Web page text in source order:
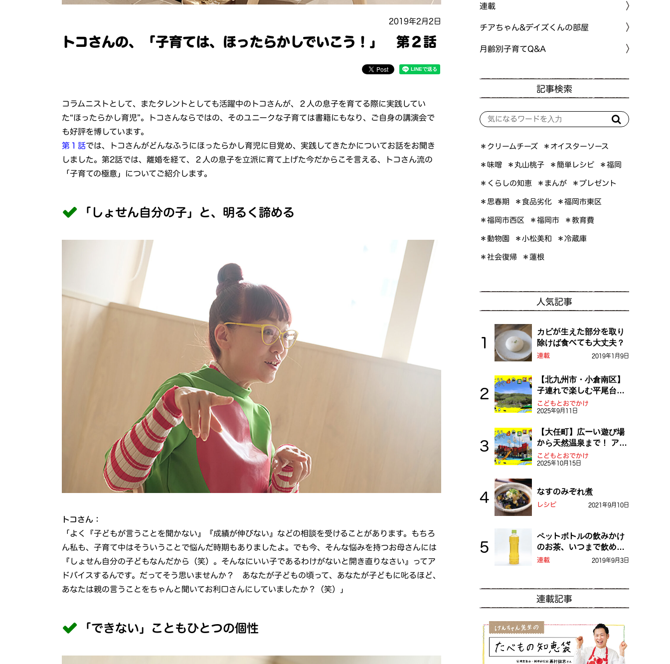
2019年2月2日
トコさんの、「子育ては、ほったらかしでいこう！」 第２話
コラムニストとして、またタレントとしても活躍中のトコさんが、２人の息子を育てる際に実践してい
た“ほったらかし育児”。トコさんならではの、そのユニークな子育ては書籍にもなり、ご自身の講演会で
も好評を博しています。
第１話では、トコさんがどんなふうにほったらかし育児に目覚め、実践してきたかについてお話をお聞き
しました。第2話では、離婚を経て、２人の息子を立派に育て上げた今だからこそ言える、トコさん流の
「子育ての極意」についてご紹介します。
「しょせん自分の子」と、明るく諦める
トコさん：
「よく『子どもが言うことを聞かない』『成績が伸びない』などの相談を受けることがあります。もちろ
ん私も、子育て中はそういうことで悩んだ時期もありましたよ。でも今、そんな悩みを持つお母さんには
『しょせん自分の子どもなんだから（笑）。そんなにいい子であるわけがないと開き直りなさい』ってア
ドバイスするんです。だってそう思いませんか？ あなたが子どもの頃って、あなたが子どもに叱るほど、
あなたは親の言うことをちゃんと聞いてお利口さんにしていましたか？（笑）」
「できない」こともひとつの個性
連載
チアちゃん&デイズくんの部屋
月齢別子育てQ&A
記事検索
＊クリームチーズ ＊オイスターソース
＊味噌 ＊丸山桃子 ＊簡単レシピ ＊福岡
＊くらしの知恵 ＊まんが ＊プレゼント
＊思春期 ＊食品劣化 ＊福岡市東区
＊福岡市西区 ＊福岡市 ＊教育費
＊動物園 ＊小松美和 ＊冷蔵庫
＊社会復帰 ＊蓮根
人気記事
カビが生えた部分を取り
除けば食べても大丈夫？
連載 2019年1月9日
【北九州市・小倉南区】
子連れで楽しむ平尾台！
ふしぎな草原や千仏鍾乳
洞を探検しよう！
こどもとおでかけ
2025年9月11日
【大任町】広ーい遊び場
から天然温泉まで！ アミ
ューズメントな道の駅・
おおとう桜街道
こどもとおでかけ
2025年10月15日
なすのみぞれ煮
レシピ 2021年9月10日
ペットボトルの飲みかけ
のお茶、いつまで飲め
る？
連載 2019年9月3日
連載記事